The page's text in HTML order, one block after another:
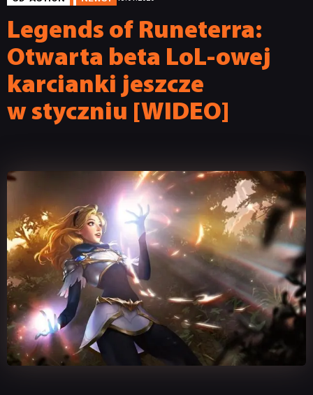
Legends of Runeterra:
Otwarta beta LoL-owej
karcianki jeszcze
w styczniu [WIDEO]